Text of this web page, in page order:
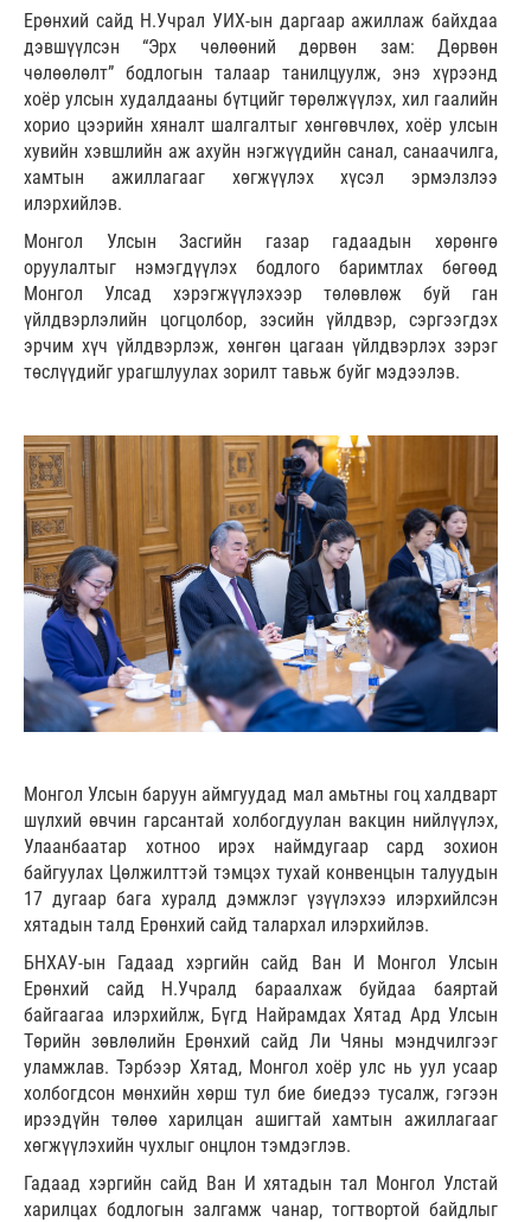
Ерөнхий сайд Н.Учрал УИХ-ын даргаар ажиллаж байхдаа
дэвшүүлсэн “Эрх чөлөөний дөрвөн зам: Дөрвөн
чөлөөлөлт” бодлогын талаар танилцуулж, энэ хүрээнд
хоёр улсын худалдааны бүтцийг төрөлжүүлэх, хил гаалийн
хорио цээрийн хяналт шалгалтыг хөнгөвчлөх, хоёр улсын
хувийн хэвшлийн аж ахуйн нэгжүүдийн санал, санаачилга,
хамтын ажиллагааг хөгжүүлэх хүсэл эрмэлзлээ
илэрхийлэв.
Монгол Улсын Засгийн газар гадаадын хөрөнгө
оруулалтыг нэмэгдүүлэх бодлого баримтлах бөгөөд
Монгол Улсад хэрэгжүүлэхээр төлөвлөж буй ган
үйлдвэрлэлийн цогцолбор, зэсийн үйлдвэр, сэргээгдэх
эрчим хүч үйлдвэрлэж, хөнгөн цагаан үйлдвэрлэх зэрэг
төслүүдийг урагшлуулах зорилт тавьж буйг мэдээлэв.
Монгол Улсын баруун аймгуудад мал амьтны гоц халдварт
шүлхий өвчин гарсантай холбогдуулан вакцин нийлүүлэх,
Улаанбаатар хотноо ирэх наймдугаар сард зохион
байгуулах Цөлжилттэй тэмцэх тухай конвенцын талуудын
17 дугаар бага хуралд дэмжлэг үзүүлэхээ илэрхийлсэн
хятадын талд Ерөнхий сайд талархал илэрхийлэв.
БНХАУ-ын Гадаад хэргийн сайд Ван И Монгол Улсын
Ерөнхий сайд Н.Учралд бараалхаж буйдаа баяртай
байгаагаа илэрхийлж, Бүгд Найрамдах Хятад Ард Улсын
Төрийн зөвлөлийн Ерөнхий сайд Ли Чяны мэндчилгээг
уламжлав. Тэрбээр Хятад, Монгол хоёр улс нь уул усаар
холбогдсон мөнхийн хөрш тул бие биедээ тусалж, гэгээн
ирээдүйн төлөө харилцан ашигтай хамтын ажиллагааг
хөгжүүлэхийн чухлыг онцлон тэмдэглэв.
Гадаад хэргийн сайд Ван И хятадын тал Монгол Улстай
харилцах бодлогын залгамж чанар, тогтвортой байдлыг